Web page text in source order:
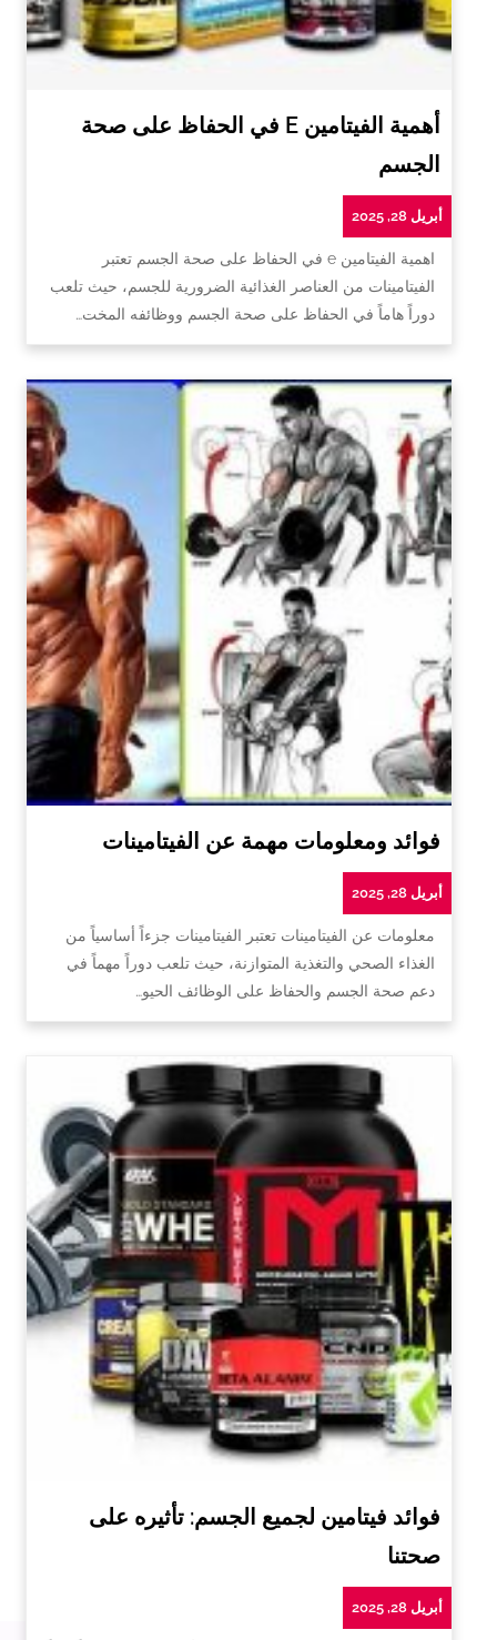
أهمية الفيتامين E في الحفاظ على صحة
الجسم
أبريل 28, 2025
اهمية الفيتامين e في الحفاظ على صحة الجسم تعتبر
الفيتامينات من العناصر الغذائية الضرورية للجسم، حيث تلعب
دوراً هاماً في الحفاظ على صحة الجسم ووظائفه المخت…
فوائد ومعلومات مهمة عن الفيتامينات
أبريل 28, 2025
معلومات عن الفيتامينات تعتبر الفيتامينات جزءاً أساسياً من
الغذاء الصحي والتغذية المتوازنة، حيث تلعب دوراً مهماً في
دعم صحة الجسم والحفاظ على الوظائف الحيو…
فوائد فيتامين لجميع الجسم: تأثيره على
صحتنا
أبريل 28, 2025